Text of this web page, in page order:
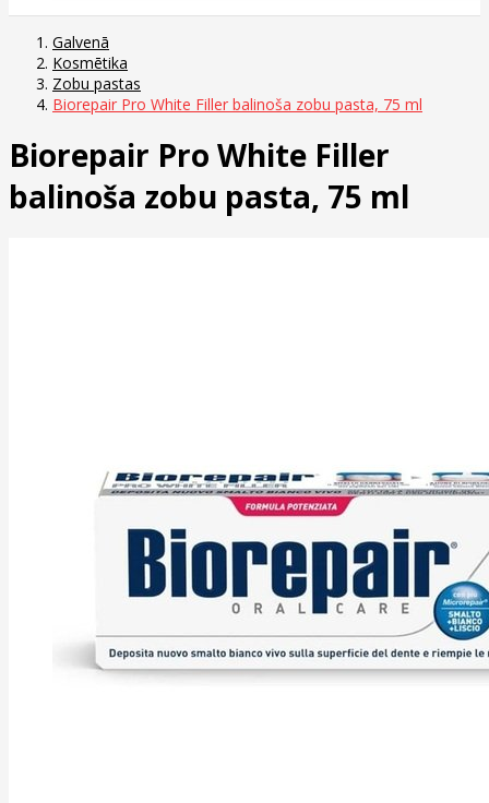
Galvenā
Kosmētika
Zobu pastas
Biorepair Pro White Filler balinoša zobu pasta, 75 ml
Biorepair Pro White Filler
balinoša zobu pasta, 75 ml